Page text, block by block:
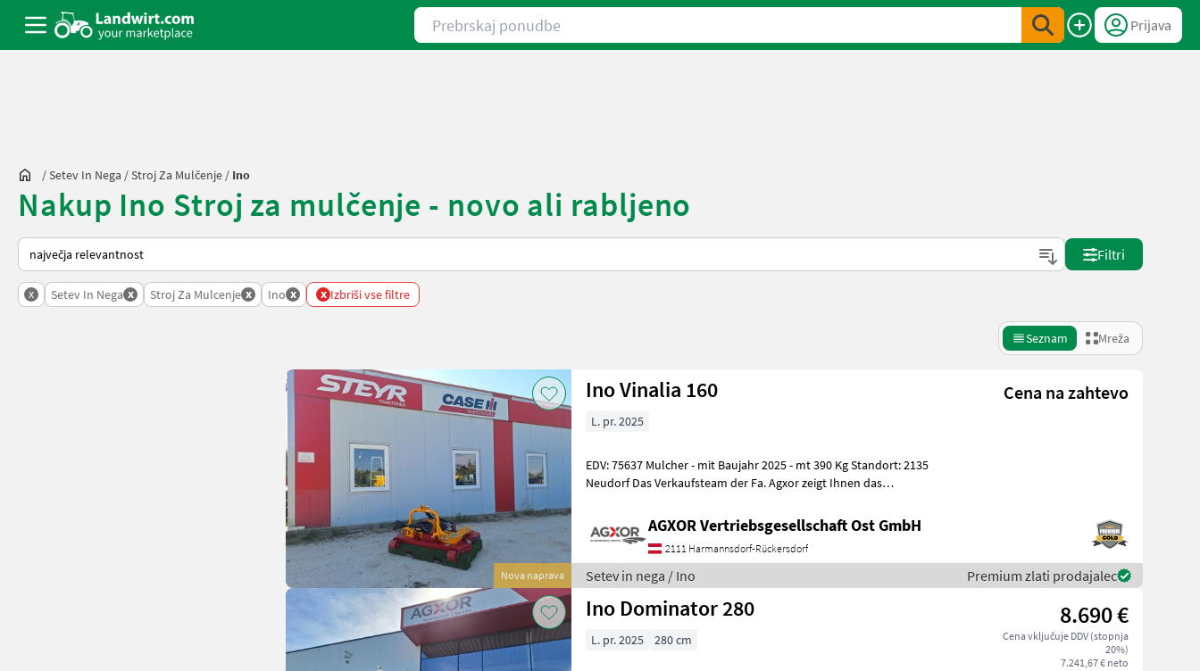
Prebrskaj ponudbe
Prijava
/Setev In Nega /Stroj Za Mulčenje / Ino
Nakup Ino Stroj za mulčenje - novo ali rabljeno
Tako je razvrščeno na Landwirt.com
Filtri
x Setev In Nega x Stroj Za Mulcenje x Ino x x Izbriši vse filtre
Seznam Mreža
Nova naprava
Ino Vinalia 160 Cena na zahtevo
L. pr. 2025
EDV: 75637 Mulcher - mit Baujahr 2025 - mt 390 Kg Standort: 2135
Neudorf Das Verkaufsteam der Fa. Agxor zeigt Ihnen das
AGXOR Vertriebsgesellschaft Ost GmbH
2111 Harmannsdorf-Rückersdorf
Setev in nega / Ino Premium zlati prodajalec
Ino Dominator 280 8.690 €
Cena vključuje DDV (stopnja
20%)
7.241,67 € neto
L. pr. 2025 280 cm